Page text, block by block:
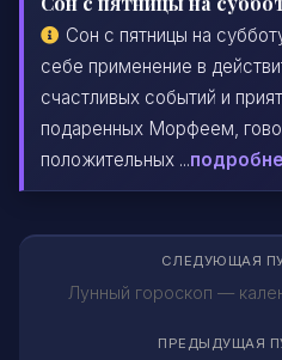
Сон с пятницы на
себе применение в
счастливых событий и
подаренных Морфеем,
положительных ...
СЛЕДУЮЩАЯ
Лунный гороскоп —
ПРЕДЫДУЩАЯ